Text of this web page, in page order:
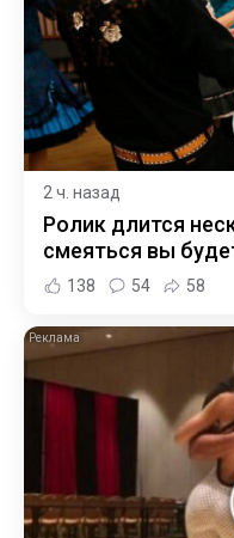
2 ч. назад
Ролик длится
смеяться вы
138 54 58